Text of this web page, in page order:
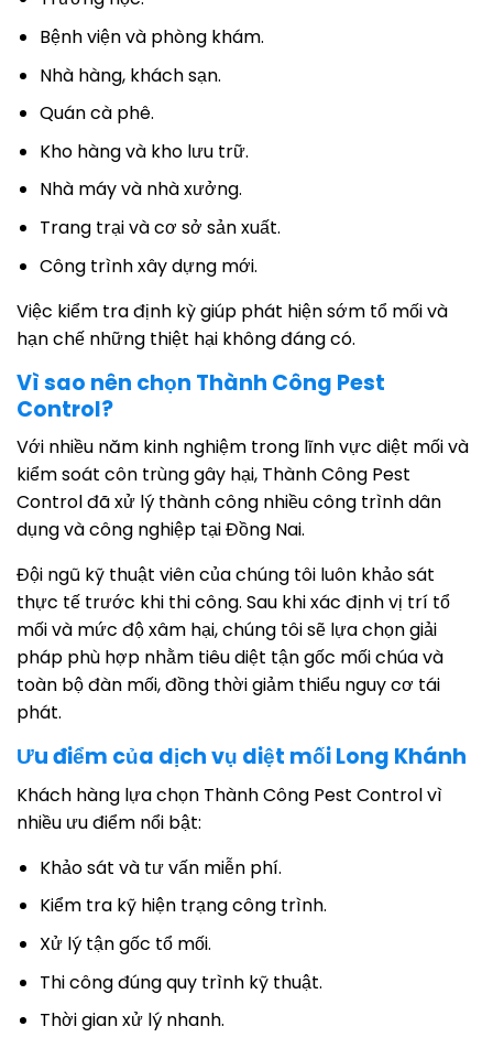
Bệnh viện và phòng khám.
Nhà hàng, khách sạn.
Quán cà phê.
Kho hàng và kho lưu trữ.
Nhà máy và nhà xưởng.
Trang trại và cơ sở sản xuất.
Công trình xây dựng mới.
Việc kiểm tra định kỳ giúp phát hiện sớm tổ mối và
hạn chế những thiệt hại không đáng có.
Vì sao nên chọn Thành Công Pest
Control?
Với nhiều năm kinh nghiệm trong lĩnh vực diệt mối và
kiểm soát côn trùng gây hại, Thành Công Pest
Control đã xử lý thành công nhiều công trình dân
dụng và công nghiệp tại Đồng Nai.
Đội ngũ kỹ thuật viên của chúng tôi luôn khảo sát
thực tế trước khi thi công. Sau khi xác định vị trí tổ
mối và mức độ xâm hại, chúng tôi sẽ lựa chọn giải
pháp phù hợp nhằm tiêu diệt tận gốc mối chúa và
toàn bộ đàn mối, đồng thời giảm thiểu nguy cơ tái
phát.
Ưu điểm của dịch vụ diệt mối Long Khánh
Khách hàng lựa chọn Thành Công Pest Control vì
nhiều ưu điểm nổi bật:
Khảo sát và tư vấn miễn phí.
Kiểm tra kỹ hiện trạng công trình.
Xử lý tận gốc tổ mối.
Thi công đúng quy trình kỹ thuật.
Thời gian xử lý nhanh.